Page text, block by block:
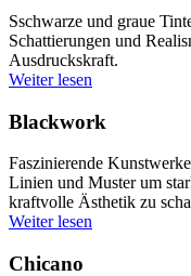
Sschwarze und graue
Schattierungen und
Ausdruckskraft.
Weiter lesen
Blackwork
Faszinierende
Linien und Muster um
kraftvolle Ästhetik zu
Weiter lesen
Chicano